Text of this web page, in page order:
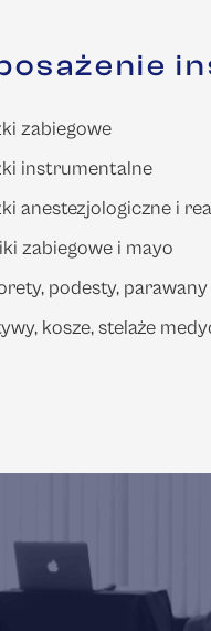
zabiegowe
instrumentalne
anestezjologiczne i
zabiegowe i mayo
podesty, parawany
kosze, stelaże